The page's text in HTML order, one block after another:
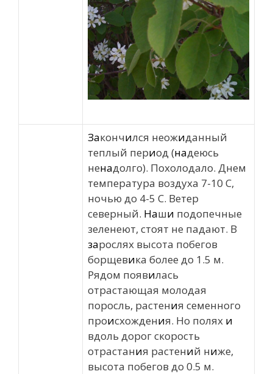
Закончился неожиданный
теплый период (надеюсь
ненадолго). Похолодало. Днем
температура воздуха 7-10 С,
ночью до 4-5 С. Ветер
северный. Наши подопечные
зеленеют, стоят не падают. В
зарослях высота побегов
борщевика более до 1.5 м.
Рядом появилась
отрастающая молодая
поросль, растения семенного
происхождения. Но полях и
вдоль дорог скорость
отрастания растений ниже,
высота побегов до 0.5 м.